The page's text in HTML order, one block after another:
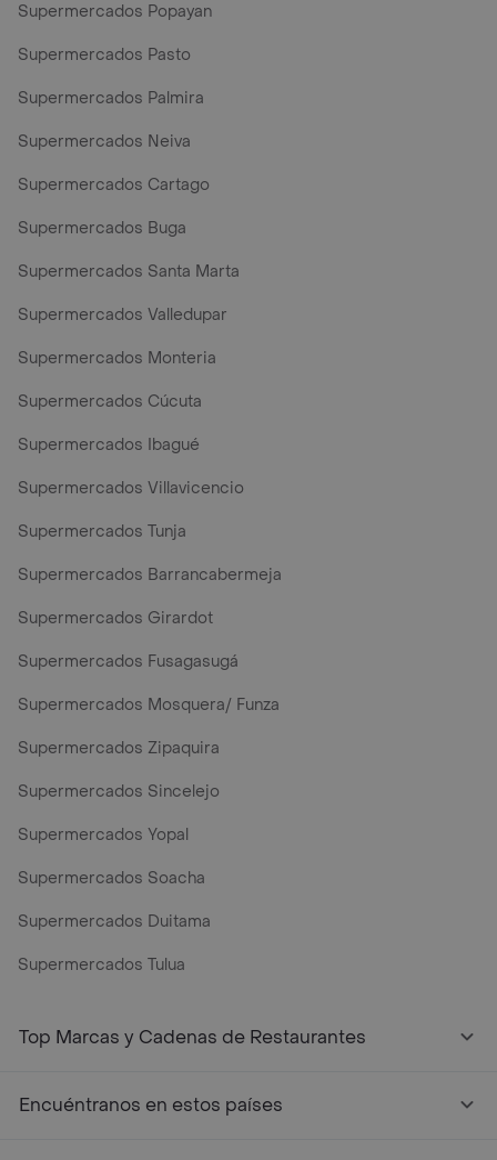
Supermercados Popayan
Supermercados Pasto
Supermercados Palmira
Supermercados Neiva
Supermercados Cartago
Supermercados Buga
Supermercados Santa Marta
Supermercados Valledupar
Supermercados Monteria
Supermercados Cúcuta
Supermercados Ibagué
Supermercados Villavicencio
Supermercados Tunja
Supermercados Barrancabermeja
Supermercados Girardot
Supermercados Fusagasugá
Supermercados Mosquera/ Funza
Supermercados Zipaquira
Supermercados Sincelejo
Supermercados Yopal
Supermercados Soacha
Supermercados Duitama
Supermercados Tulua
Top Marcas y Cadenas de Restaurantes
Encuéntranos en estos países